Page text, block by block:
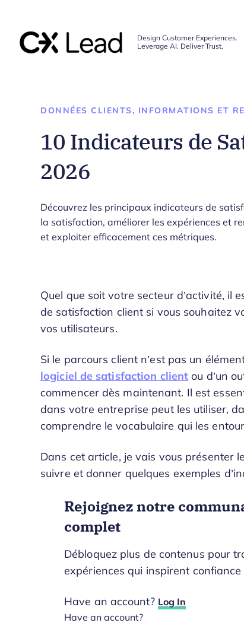
Design Customer Experiences.
Leverage AI. Deliver Trust.
DONNÉES CLIENTS, INFORMATIONS ET
10 Indicateurs de
2026
Découvrez les principaux indicateurs de
la satisfaction, améliorer les expériences et
et exploiter efficacement ces métriques.
Quel que soit votre secteur d’activité, il
de satisfaction client si vous souhaitez
vos utilisateurs.
Si le parcours client n’est pas un
logiciel de satisfaction client ou d’un
commencer dès maintenant. Il est
dans votre entreprise peut les utiliser,
comprendre le vocabulaire qui les
Dans cet article, je vais vous présenter
suivre et donner quelques exemples
Rejoignez notre
complet
Débloquez plus de contenus pour
expériences qui inspirent
Have an account? Log In
Have an account?